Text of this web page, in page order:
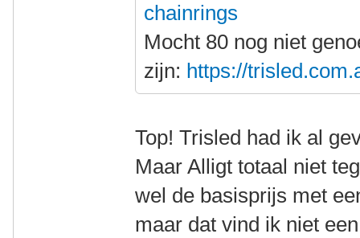
chainrings
Mocht 80 nog niet
zijn: https://
Top! Trisled had ik al
Maar Alligt totaal niet
wel de basisprijs met
maar dat vind ik niet